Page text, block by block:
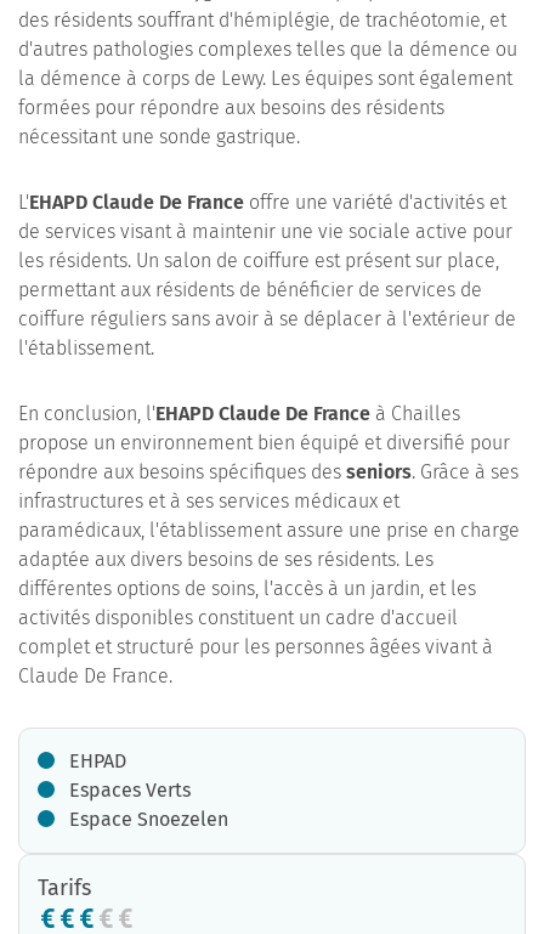
des résidents souffrant d'hémiplégie, de trachéotomie, et
d'autres pathologies complexes telles que la démence ou
la démence à corps de Lewy. Les équipes sont également
formées pour répondre aux besoins des résidents
nécessitant une sonde gastrique.
L'EHAPD Claude De France offre une variété d'activités et
de services visant à maintenir une vie sociale active pour
les résidents. Un salon de coiffure est présent sur place,
permettant aux résidents de bénéficier de services de
coiffure réguliers sans avoir à se déplacer à l'extérieur de
l'établissement.
En conclusion, l'EHAPD Claude De France à Chailles
propose un environnement bien équipé et diversifié pour
répondre aux besoins spécifiques des seniors. Grâce à ses
infrastructures et à ses services médicaux et
paramédicaux, l'établissement assure une prise en charge
adaptée aux divers besoins de ses résidents. Les
différentes options de soins, l'accès à un jardin, et les
activités disponibles constituent un cadre d'accueil
complet et structuré pour les personnes âgées vivant à
Claude De France.
EHPAD
Espaces Verts
Espace Snoezelen
Tarifs